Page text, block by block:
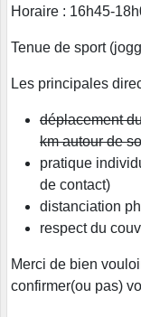
Horaire : 16h45-
Tenue de sport
Les principales
déplacement
km autour de
pratique
de contact)
distanciation
respect du
Merci de bien
confirmer(ou pas)